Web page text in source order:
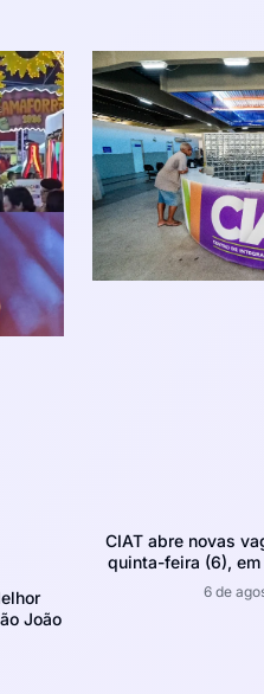
João
CIAT abre novas
quinta-feira (6),
6 de